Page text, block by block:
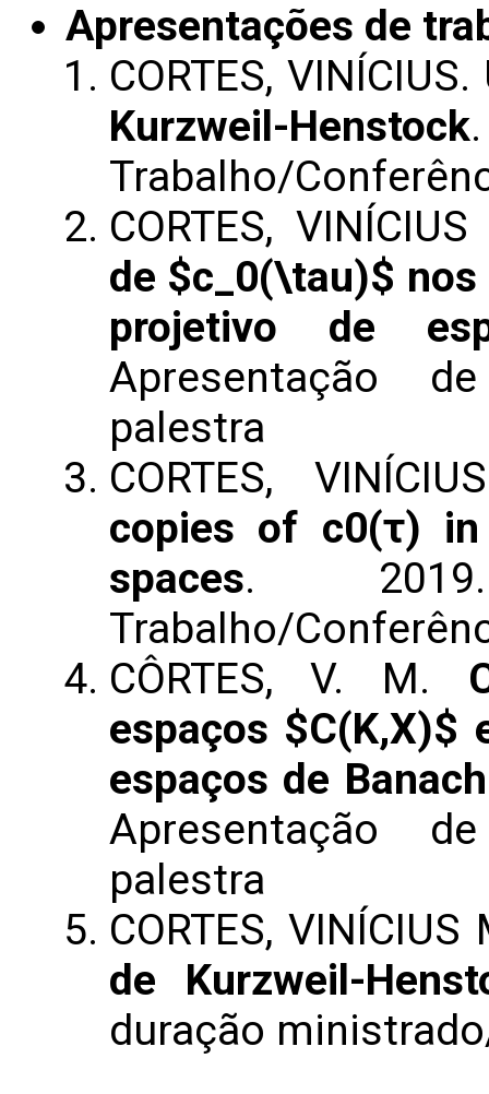
Apresentações de
CORTES, VINÍCIUS.
Kurzweil-Henstock
Trabalho/
CORTES,
de $c_0(\tau)$
projetivo de
Apresentação
palestra
CORTES,
copies of c0(τ)
spaces. 2019.
Trabalho/
CÔRTES, V. M.
espaços $C(K,X)$
espaços de
Apresentação
palestra
CORTES,
de Kurzweil-
duração